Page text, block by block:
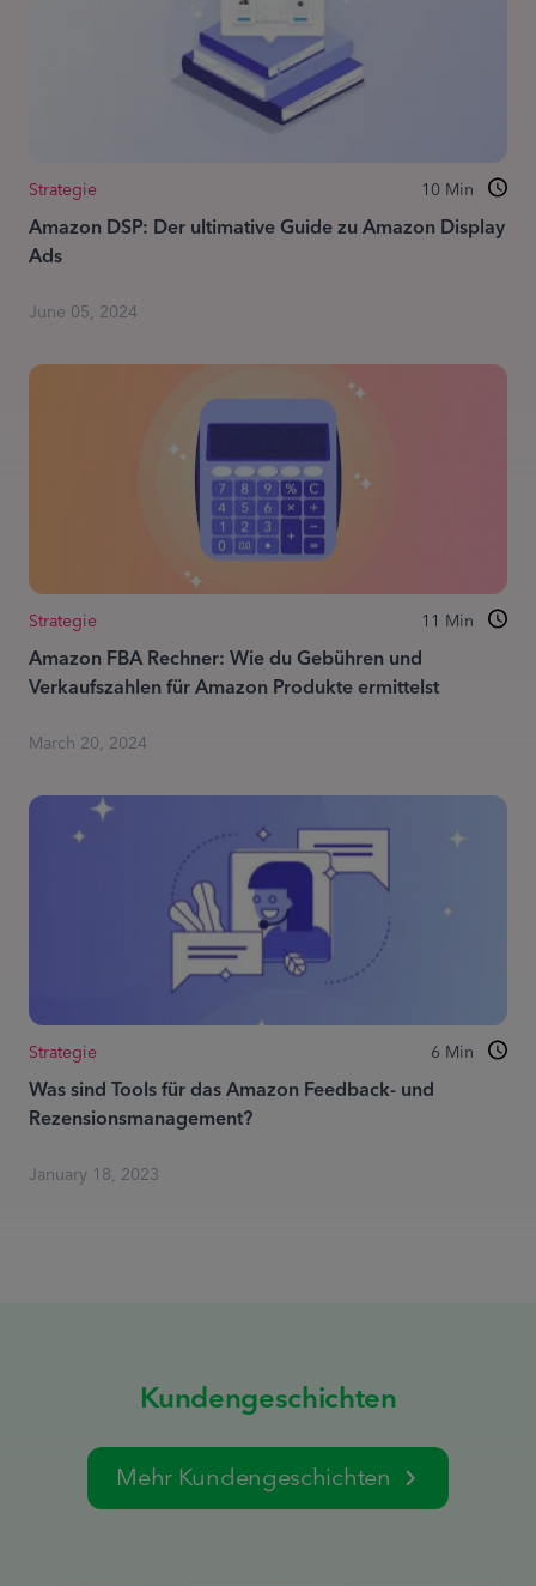
Strategie 10 Min
Amazon DSP: Der ultimative Guide zu Amazon Display
Ads
June 05, 2024
Strategie 11 Min
Amazon FBA Rechner: Wie du Gebühren und
Verkaufszahlen für Amazon Produkte ermittelst
March 20, 2024
Strategie 6 Min
Was sind Tools für das Amazon Feedback- und
Rezensionsmanagement?
January 18, 2023
Kundengeschichten
Mehr Kundengeschichten